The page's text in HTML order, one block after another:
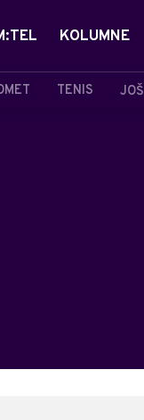
TENIS JOŠ
KOLUMNE